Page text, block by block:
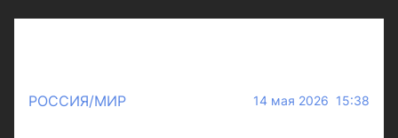
РОССИЯ/МИР 14 мая 2026 15:38